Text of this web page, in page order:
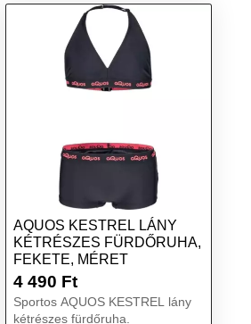
AQUOS KESTREL LÁNY
KÉTRÉSZES FÜRDŐRUHA,
FEKETE, MÉRET
4 490 Ft
Sportos AQUOS KESTREL lány
kétrészes fürdőruha.